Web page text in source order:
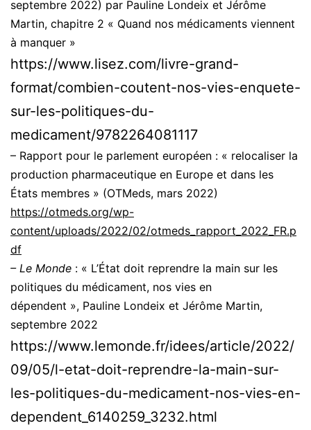
septembre 2022) par Pauline Londeix et Jérôme
Martin, chapitre 2 « Quand nos médicaments viennent
à manquer »
https://www.lisez.com/livre-grand-
format/combien-coutent-nos-vies-enquete-
sur-les-politiques-du-
medicament/9782264081117
– Rapport pour le parlement européen : « relocaliser la
production pharmaceutique en Europe et dans les
États membres » (OTMeds, mars 2022)
https://otmeds.org/wp-
content/uploads/2022/02/otmeds_rapport_2022_FR.p
df
– Le Monde : « L’État doit reprendre la main sur les
politiques du médicament, nos vies en
dépendent », Pauline Londeix et Jérôme Martin,
septembre 2022
https://www.lemonde.fr/idees/article/2022/
09/05/l-etat-doit-reprendre-la-main-sur-
les-politiques-du-medicament-nos-vies-en-
dependent_6140259_3232.html